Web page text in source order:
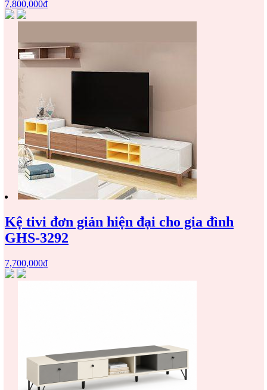
7,800,000₫
Kệ tivi đơn giản hiện đại cho gia đình
GHS-3292
7,700,000₫